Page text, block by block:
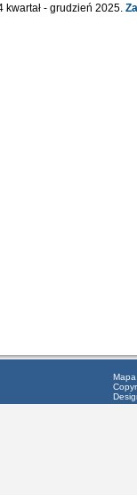
kwartał - grudzień 2025.